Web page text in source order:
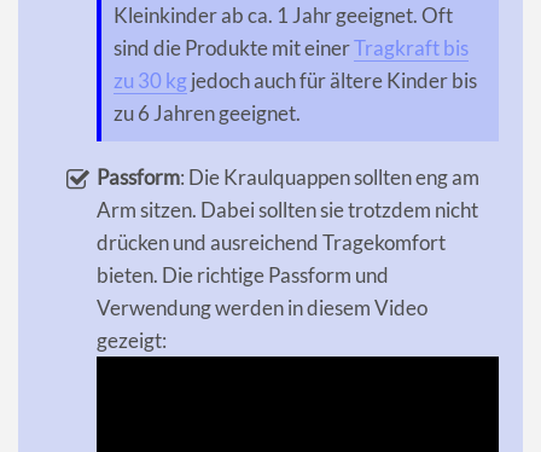
Kleinkinder ab ca. 1 Jahr geeignet. Oft
sind die Produkte mit einerTragkraft bis
zu 30 kgjedoch auch für ältere Kinder bis
zu 6 Jahren geeignet.
Passform: Die Kraulquappen sollten eng am
Arm sitzen. Dabei sollten sie trotzdem nicht
drücken und ausreichend Tragekomfort
bieten. Die richtige Passform und
Verwendung werden in diesem Video
gezeigt: